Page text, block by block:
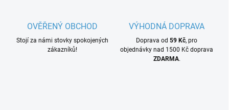
OVĚŘENÝ OBCHOD
Stojí za námi stovky spokojených
zákazníků!
VÝHODNÁ DOPRAVA
Doprava od 59 Kč, pro
objednávky nad 1500 Kč doprava
ZDARMA.